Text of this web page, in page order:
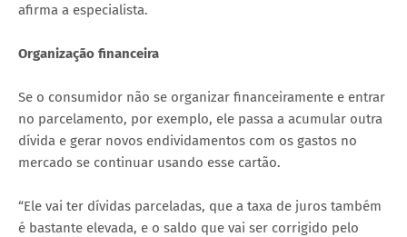
afirma a especialista.
Organização financeira
Se o consumidor não se organizar financeiramente e entrar
no parcelamento, por exemplo, ele passa a acumular outra
dívida e gerar novos endividamentos com os gastos no
mercado se continuar usando esse cartão.
“Ele vai ter dívidas parceladas, que a taxa de juros também
é bastante elevada, e o saldo que vai ser corrigido pelo